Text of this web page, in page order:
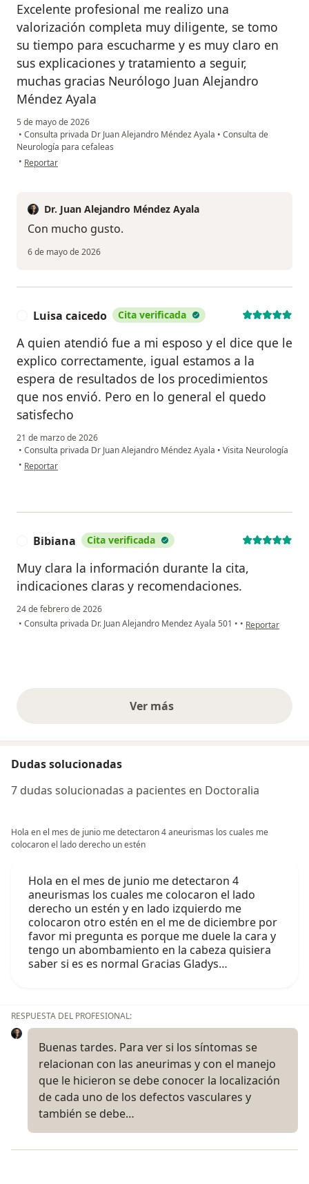
Excelente profesional me realizo una
valorización completa muy diligente, se tomo
su tiempo para escucharme y es muy claro en
sus explicaciones y tratamiento a seguir,
muchas gracias Neurólogo Juan Alejandro
Méndez Ayala
5 de mayo de 2026
• Consulta privada Dr Juan Alejandro Méndez Ayala • Consulta de
Neurología para cefaleas
• en opinión del usuario Helda Marcela Delgado B
Reportar
Dr. Juan Alejandro Méndez Ayala
Con mucho gusto.
6 de mayo de 2026
Luisa caicedo Cita verificada
A quien atendió fue a mi esposo y el dice que le
explico correctamente, igual estamos a la
espera de resultados de los procedimientos
que nos envió. Pero en lo general el quedo
satisfecho
21 de marzo de 2026
• Consulta privada Dr Juan Alejandro Méndez Ayala • Visita Neurología
• en opinión del usuario Luisa caicedo
Reportar
Bibiana Cita verificada
Muy clara la información durante la cita,
indicaciones claras y recomendaciones.
24 de febrero de 2026
• Consulta privada Dr. Juan Alejandro Mendez Ayala 501 • • en opinión del
Reportar
Ver másopiniones anteriores
Dudas solucionadas
7 dudas solucionadas a pacientes en Doctoralia
Hola en el mes de junio me detectaron 4 aneurismas los cuales me
colocaron el lado derecho un estén
Hola en el mes de junio me detectaron 4
aneurismas los cuales me colocaron el lado
derecho un estén y en lado izquierdo me
colocaron otro estén en el me de diciembre por
favor mi pregunta es porque me duele la cara y
tengo un abombamiento en la cabeza quisiera
saber si es es normal Gracias Gladys…
RESPUESTA DEL PROFESIONAL:
Buenas tardes. Para ver si los síntomas se
relacionan con las aneurimas y con el manejo
que le hicieron se debe conocer la localización
de cada uno de los defectos vasculares y
también se debe…